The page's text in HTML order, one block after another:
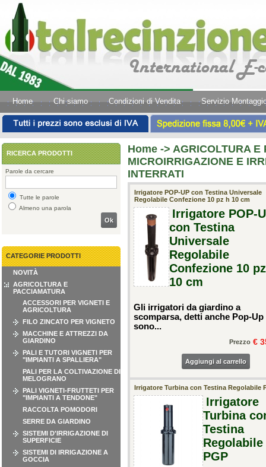
Home Chi siamo Condizioni di Vendita Servizio
RICERCA PRODOTTI
Parole da cercare
Tutte le parole
Almeno una parola
Ok
CATEGORIE PRODOTTI
NOVITÀ
AGRICOLTURA E
PACCIAMATURA
ACCESSORI PER VIGNETI E
AGRICOLTURA
FILO ZINCATO PER VIGNETO
MACCHINE E ATTREZZI DA
GIARDINO
PALI E TUTORI VIGNETI PER
"IMPIANTI A SPALLIERA"
PALI PER LA COLTIVAZIONE DI
MELOGRANO
PALI VIGNETI-FRUTTETI PER
"IMPIANTI A TENDONE"
RACCOLTA POMODORI
SERRE DA GIARDINO
SISTEMI D'IRRIGAZIONE DI
SUPERFICIE
SISTEMI DI IRRIGAZIONE A
GOCCIA
Home -> AGRICOLTURA E
MICROIRRIGAZIONE E
INTERRATI
Irrigatore POP-UP con Testina Universale
Regolabile Confezione 10 pz h 10 cm
Irrigatore POP-
con Testina
Universale
Regolabile
Confezione 10
10 cm
Gli irrigatori da giardino a
scomparsa, detti anche Pop-Up
sono...
Prezzo €
Aggiungi al carrello
Irrigatore Turbina con Testina Regolabile
Irrigatore
Turbina
Testina
Regolabile
PGP